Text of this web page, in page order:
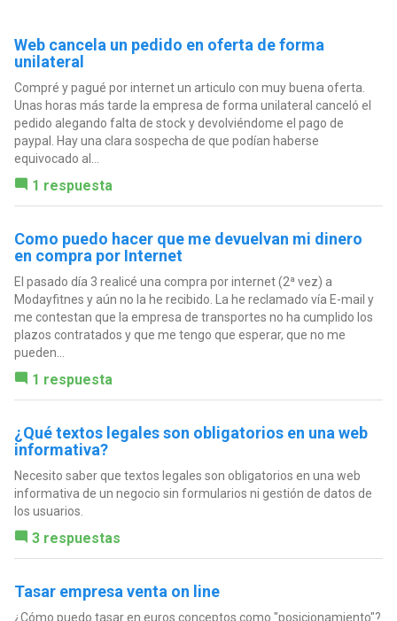
Web cancela un pedido en oferta de forma
unilateral
Compré y pagué por internet un articulo con muy buena oferta.
Unas horas más tarde la empresa de forma unilateral canceló el
pedido alegando falta de stock y devolviéndome el pago de
paypal. Hay una clara sospecha de que podían haberse
equivocado al...
1 respuesta
Como puedo hacer que me devuelvan mi dinero
en compra por Internet
El pasado día 3 realicé una compra por internet (2ª vez) a
Modayfitnes y aún no la he recibido. La he reclamado vía E-mail y
me contestan que la empresa de transportes no ha cumplido los
plazos contratados y que me tengo que esperar, que no me
pueden...
1 respuesta
¿Qué textos legales son obligatorios en una web
informativa?
Necesito saber que textos legales son obligatorios en una web
informativa de un negocio sin formularios ni gestión de datos de
los usuarios.
3 respuestas
Tasar empresa venta on line
¿Cómo puedo tasar en euros conceptos como "posicionamiento"?